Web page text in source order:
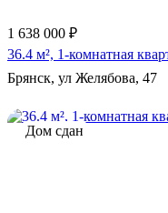
1 638 000 ₽
36.4 м², 1-комнатная
Брянск, ул Желябова, 47
Дом сдан